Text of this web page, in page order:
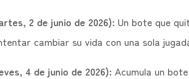
2 de junio de 2026): Un bote que
cambiar su vida con una sola
4 de junio de 2026): Acumula un